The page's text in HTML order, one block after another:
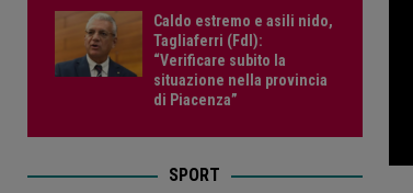
Caldo estremo e asili nido,
Tagliaferri (FdI):
“Verificare subito la
situazione nella provincia
di Piacenza”
SPORT